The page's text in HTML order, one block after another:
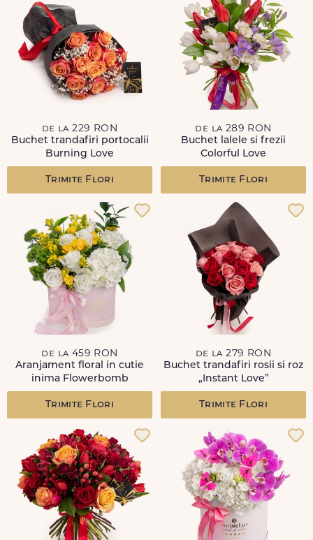
de la 229 RON
Buchet trandafiri portocalii
Burning Love
Trimite Flori
de la 289 RON
Buchet lalele si frezii
Colorful Love
Trimite Flori
de la 459 RON
Aranjament floral in cutie
inima Flowerbomb
Trimite Flori
de la 279 RON
Buchet trandafiri rosii si roz
„Instant Love”
Trimite Flori